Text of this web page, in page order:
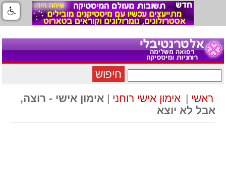
חיפוש
ראשי | אימון אישי רוחני |אימון אישי - רוצה,
אבל לא יוצא